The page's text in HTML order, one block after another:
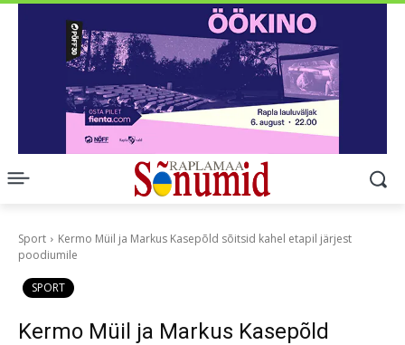
Sport
Kermo Müil ja Markus Kasepõld sõitsid kahel etapil järjest
poodiumile
SPORT
Kermo Müil ja Markus Kasepõld